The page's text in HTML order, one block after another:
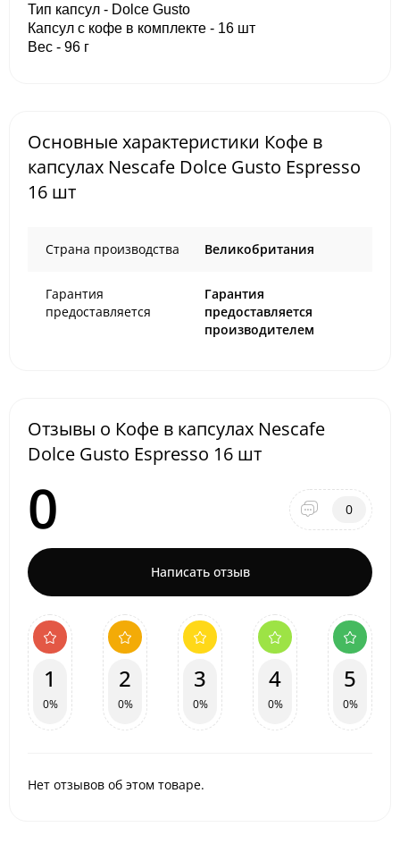
Тип капсул - Dolce Gusto
Капсул с кофе в комплекте - 16 шт
Вес - 96 г
Основные характеристики Кофе в
капсулах Nescafe Dolce Gusto Espresso
16 шт
Страна производства Великобритания
Гарантия
предоставляется
Гарантия
предоставляется
производителем
Отзывы о Кофе в капсулах Nescafe
Dolce Gusto Espresso 16 шт
0 0
Написать отзыв
1
0%
2
0%
3
0%
4
0%
5
0%
Нет отзывов об этом товаре.